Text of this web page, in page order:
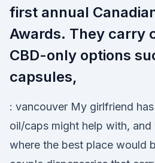
first annual
Awards. They carry
CBD-only options
capsules,
: vancouver My girlfriend
oil/caps might help with,
where the best place would